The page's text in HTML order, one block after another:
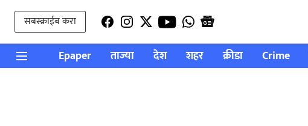
सबस्क्राईब करा
Epaper ताज्या देश शहर क्रीडा Crime